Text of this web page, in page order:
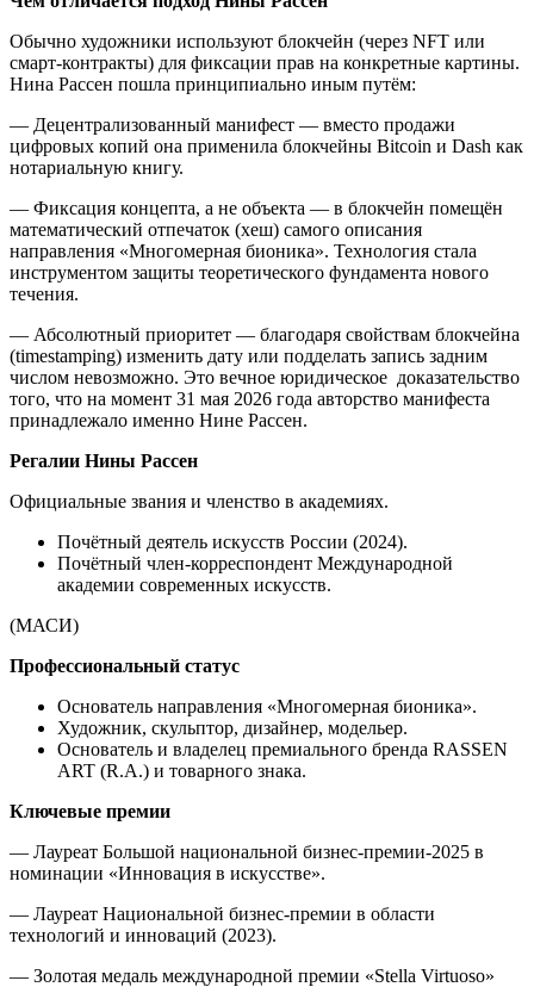
Обычно художники используют блокчейн (через NFT или
смарт-контракты) для фиксации прав на конкретные картины.
Нина Рассен пошла принципиально иным путём:
— Децентрализованный манифест — вместо продажи
цифровых копий она применила блокчейны Bitcoin и Dash как
нотариальную книгу.
— Фиксация концепта, а не объекта — в блокчейн помещён
математический отпечаток (хеш) самого описания
направления «Многомерная бионика». Технология стала
инструментом защиты теоретического фундамента нового
течения.
— Абсолютный приоритет — благодаря свойствам блокчейна
(timestamping) изменить дату или подделать запись задним
числом невозможно. Это вечное юридическое доказательство
того, что на момент 31 мая 2026 года авторство манифеста
принадлежало именно Нине Рассен.
Регалии Нины Рассен
Официальные звания и членство в академиях.
Почётный деятель искусств России (2024).
Почётный член-корреспондент Международной
академии современных искусств.
(МАСИ)
Профессиональный статус
Основатель направления «Многомерная бионика».
Художник, скульптор, дизайнер, модельер.
Основатель и владелец премиального бренда RASSEN
ART (R.A.) и товарного знака.
Ключевые премии
— Лауреат Большой национальной бизнес-премии‑2025 в
номинации «Инновация в искусстве».
— Лауреат Национальной бизнес-премии в области
технологий и инноваций (2023).
— Золотая медаль международной премии «Stella Virtuoso»